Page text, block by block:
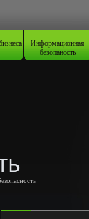
Информационная
безопаность